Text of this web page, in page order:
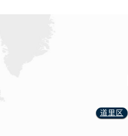
道里区